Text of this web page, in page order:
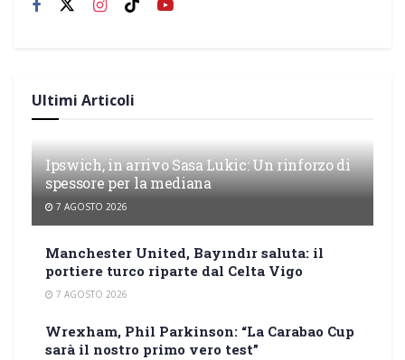
Ultimi Articoli
Ipswich, in arrivo Sasa Lukic: Un rinforzo di
spessore per la mediana
7 AGOSTO 2026
Manchester United, Bayındır saluta: il
portiere turco riparte dal Celta Vigo
7 AGOSTO 2026
Wrexham, Phil Parkinson: “La Carabao Cup
sarà il nostro primo vero test”